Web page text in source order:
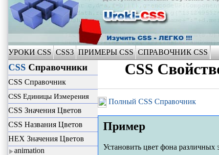
УРОКИ CSS CSS3 ПРИМЕРЫ CSS СПРАВОЧНИК CSS
CSS Справочники
CSS Справочник
CSS Единицы Измерения
CSS Значения Цветов
CSS Названия Цветов
HEX Значения Цветов
animation
CSS
Полный CSS Справочник
Пример
Установить цвет фона различных